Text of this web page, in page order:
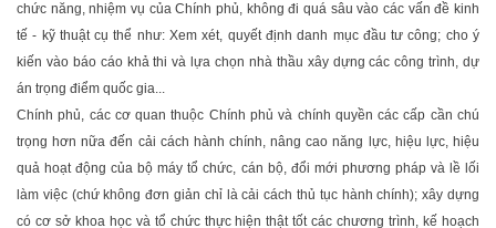
chức năng, nhiệm vụ của Chính phủ, không đi quá sâu vào các vấn đề kinh
tế - kỹ thuật cụ thể như: Xem xét, quyết định danh mục đầu tư công; cho ý
kiến vào báo cáo khả thi và lựa chọn nhà thầu xây dựng các công trình, dự
án trọng điểm quốc gia...
Chính phủ, các cơ quan thuộc Chính phủ và chính quyền các cấp cần chú
trọng hơn nữa đến cải cách hành chính, nâng cao năng lực, hiệu lực, hiệu
quả hoạt động của bộ máy tổ chức, cán bộ, đổi mới phương pháp và lề lối
làm việc (chứ không đơn giản chỉ là cải cách thủ tục hành chính); xây dựng
có cơ sở khoa học và tổ chức thực hiện thật tốt các chương trình, kế hoạch